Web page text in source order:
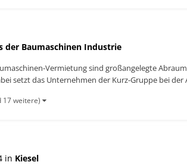
der Baumaschinen Industrie
Vermietung sind großangelegte
setzt das Unternehmen der Kurz-Gruppe bei
17 weitere)
in Kiesel